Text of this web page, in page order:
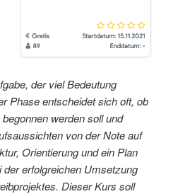
der viel Bedeutung
Phase entscheidet sich oft, ob
werden soll und
von der Note auf
Orientierung und ein Plan
der erfolgreichen Umsetzung
Dieser Kurs soll